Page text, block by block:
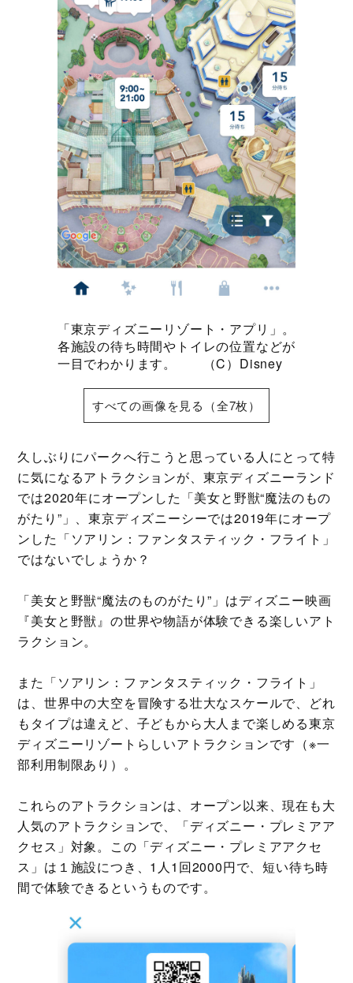
「東京ディズニーリゾート・アプリ」。
各施設の待ち時間やトイレの位置などが
一目でわかります。 （C）Disney
すべての画像を見る（全7枚）
久しぶりにパークへ行こうと思っている人にとって特
に気になるアトラクションが、東京ディズニーランド
では2020年にオープンした「美女と野獣“魔法のもの
がたり”」、東京ディズニーシーでは2019年にオープ
ンした「ソアリン：ファンタスティック・フライト」
ではないでしょうか？
「美女と野獣“魔法のものがたり”」はディズニー映画
『美女と野獣』の世界や物語が体験できる楽しいアト
ラクション。
また「ソアリン：ファンタスティック・フライト」
は、世界中の大空を冒険する壮大なスケールで、どれ
もタイプは違えど、子どもから大人まで楽しめる東京
ディズニーリゾートらしいアトラクションです（※一
部利用制限あり）。
これらのアトラクションは、オープン以来、現在も大
人気のアトラクションで、「ディズニー・プレミアア
クセス」対象。この「ディズニー・プレミアアクセ
ス」は１施設につき、1人1回2000円で、短い待ち時
間で体験できるというものです。